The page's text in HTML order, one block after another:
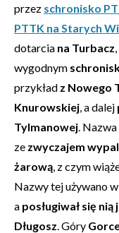
przez schronisko
PTTK na Starych
dotarcia na Turbacz
wygodnym
przykład z Nowego
Knurowskiej, a dalej
Tylmanowej. Nazwa
ze zwyczajem
żarową, z czym
Nazwy tej używano
a posługiwał się
Długosz. Góry